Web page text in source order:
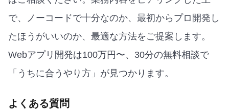
で、ノーコードで十分なのか、最初からプロ開発し
たほうがいいのか、最適な方法をご提案します。
Webアプリ開発は100万円〜、30分の無料相談で
「うちに合うやり方」が見つかります。
よくある質問